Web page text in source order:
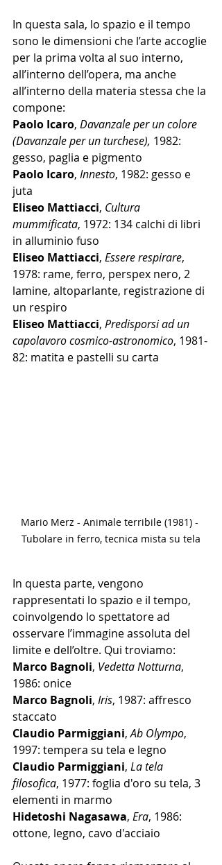
In questa sala, lo spazio e il tempo
sono le dimensioni che l’arte accoglie
per la prima volta al suo interno,
all’interno dell’opera, ma anche
all’interno della materia stessa che la
compone:
Paolo Icaro, Davanzale per un colore
(Davanzale per un turchese), 1982:
gesso, paglia e pigmento
Paolo Icaro, Innesto, 1982: gesso e
juta
Eliseo Mattiacci, Cultura
mummificata, 1972: 134 calchi di libri
in alluminio fuso
Eliseo Mattiacci, Essere respirare,
1978: rame, ferro, perspex nero, 2
lamine, altoparlante, registrazione di
un respiro
Eliseo Mattiacci, Predisporsi ad un
capolavoro cosmico-astronomico, 1981-
82: matita e pastelli su carta
Mario Merz - Animale terribile (1981) -
Tubolare in ferro, tecnica mista su tela
In questa parte, vengono
rappresentati lo spazio e il tempo,
coinvolgendo lo spettatore ad
osservare l’immagine assoluta del
limite e dell’oltre. Qui troviamo:
Marco Bagnoli, Vedetta Notturna,
1986: onice
Marco Bagnoli, Iris, 1987: affresco
staccato
Claudio Parmiggiani, Ab Olympo,
1997: tempera su tela e legno
Claudio Parmiggiani, La tela
filosofica, 1977: foglia d'oro su tela, 3
elementi in marmo
Hidetoshi Nagasawa, Era, 1986:
ottone, legno, cavo d'acciaio